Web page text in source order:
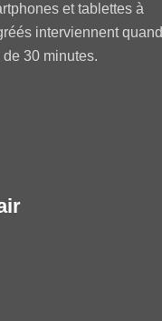
et tablettes à
interviennent quand
30 minutes.